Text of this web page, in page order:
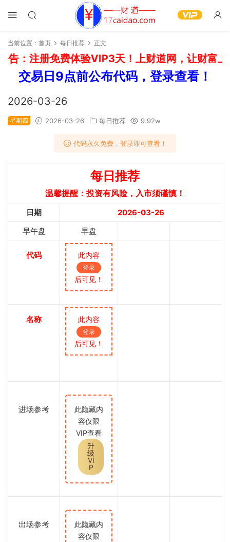
当前位置： 首页 每日推荐 正文
：注册免费体验VIP3天！上财道网，让财富上
交易日9点前公布代码，登录查看！
2026-03-26
星期四 2026-03-26 每日推荐 9.92w
代码永久免费，登录即可查看！
每日推荐
温馨提醒：投资有风险，入市须谨慎！
日期
2026-03-26
早午盘
早盘
代码 此内容
登录
后可见！
名称 此内容
登录
后可见！
进场参考
此隐藏内
容仅限
VIP查看
升
级
VI
P
出场参考
此隐藏内
容仅限